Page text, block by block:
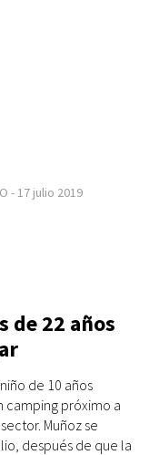
- 17 julio 2019
de 22 años
de 10 años
camping próximo a
Muñoz se
después de que la